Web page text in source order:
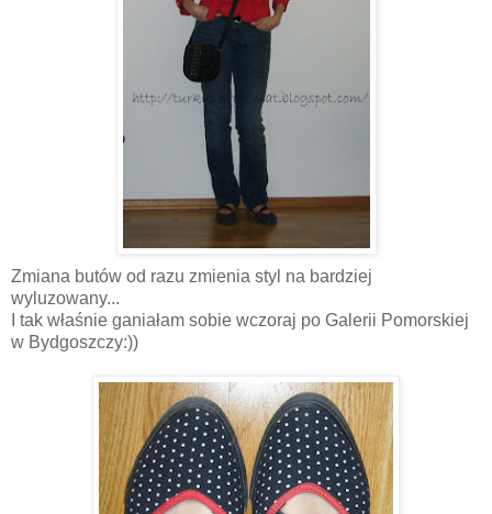
Zmiana butów od razu zmienia styl na bardziej
wyluzowany...
I tak właśnie ganiałam sobie wczoraj po Galerii Pomorskiej
w Bydgoszczy:))